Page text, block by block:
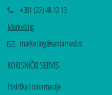
+381 (22) 48 12 13
Marketing
marketing@santamed.rs
KORISNIČKI SERVIS
Podrška i informacije